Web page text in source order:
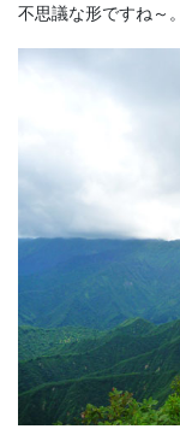
不思議な形ですね～。